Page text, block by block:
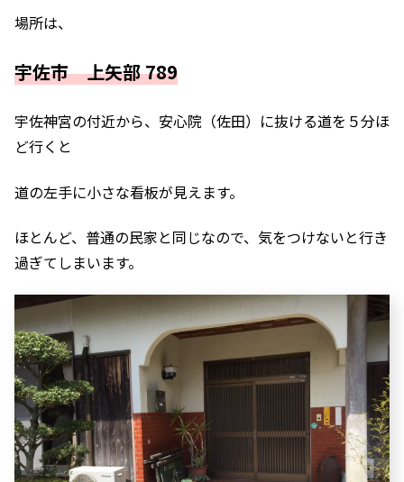
場所は、
宇佐市 上矢部 789
宇佐神宮の付近から、安心院（佐田）に抜ける道を５分ほ
ど行くと
道の左手に小さな看板が見えます。
ほとんど、普通の民家と同じなので、気をつけないと行き
過ぎてしまいます。